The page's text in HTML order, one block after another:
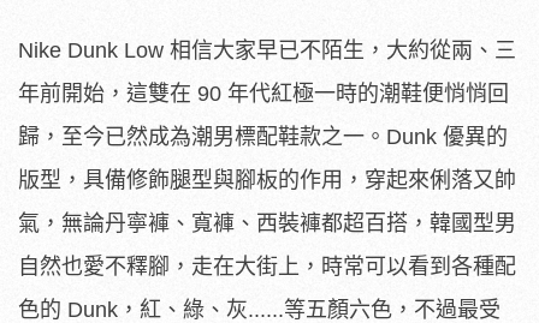
Nike Dunk Low 相信大家早已不陌生，大約從兩、三
年前開始，這雙在 90 年代紅極一時的潮鞋便悄悄回
歸，至今已然成為潮男標配鞋款之一。Dunk 優異的
版型，具備修飾腿型與腳板的作用，穿起來俐落又帥
氣，無論丹寧褲、寬褲、西裝褲都超百搭，韓國型男
自然也愛不釋腳，走在大街上，時常可以看到各種配
色的 Dunk，紅、綠、灰......等五顏六色，不過最受